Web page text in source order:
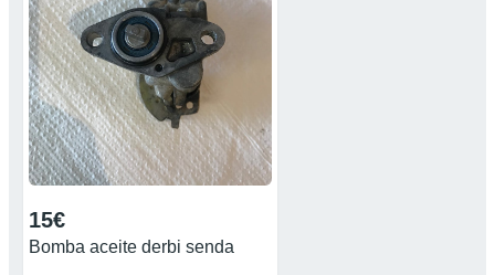
15€
Bomba aceite derbi senda